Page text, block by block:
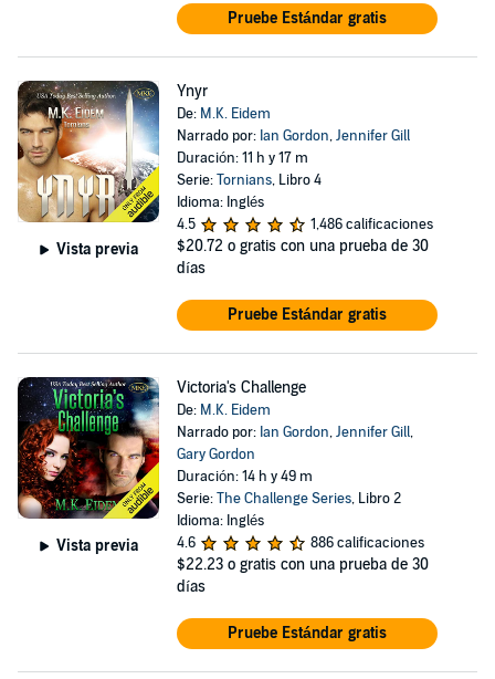
Pruebe Estándar gratis
Vista previa
Ynyr
De: M.K. Eidem
Narrado por: Ian Gordon,Jennifer Gill
Duración: 11 h y 17 m
Serie:Tornians, Libro 4
Idioma: Inglés
4.5
1,486 calificaciones
$20.72 o gratis con una prueba de 30
días
Pruebe Estándar gratis
Vista previa
Victoria's Challenge
De: M.K. Eidem
Narrado por: Ian Gordon,Jennifer Gill,
Gary Gordon
Duración: 14 h y 49 m
Serie:The Challenge Series, Libro 2
Idioma: Inglés
4.6
886 calificaciones
$22.23 o gratis con una prueba de 30
días
Pruebe Estándar gratis